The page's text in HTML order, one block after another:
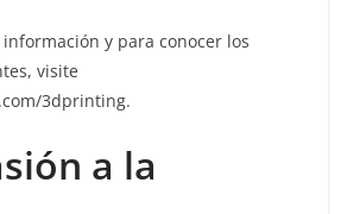
y para conocer los
visite
3dprinting.
a la